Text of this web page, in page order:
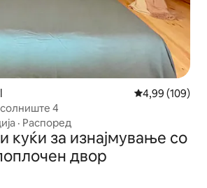
Просечна
4,99 (109)
4
· Распоред
куќи за изнајмување со
двор